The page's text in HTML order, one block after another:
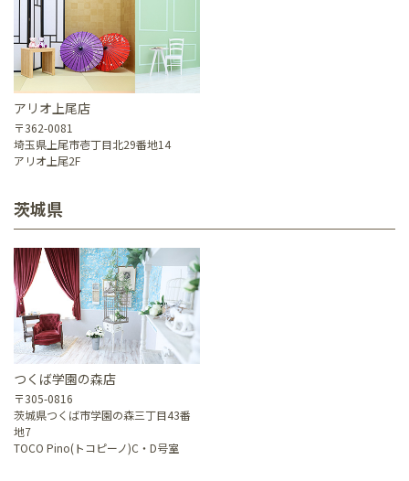
アリオ上尾店
〒362-0081
埼玉県上尾市壱丁目北29番地14
アリオ上尾2F
茨城県
つくば学園の森店
〒305-0816
茨城県つくば市学園の森三丁目43番
地7
TOCO Pino(トコピーノ)C・D号室